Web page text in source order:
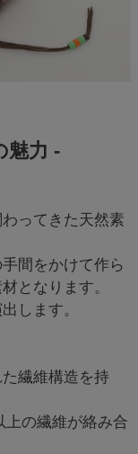
魅力 -
ってきた天然素
間をかけて作ら
となります。
します。
繊維構造を持
上の繊維が絡み合